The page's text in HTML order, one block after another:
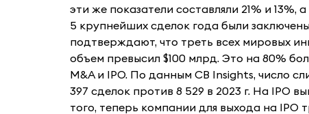
эти же показатели составляли 21% и 13%,
5 крупнейших сделок года были
подтверждают, что треть всех мировых
объем превысил $100 млрд. Это на 80%
M&A и IPO. По данным CB Insights, число
397 сделок против 8 529 в 2023 г. На IPO
того, теперь компании для выхода на IPO